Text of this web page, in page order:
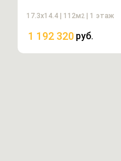
17.3х14.4 | 112м2 | 1 этаж
1 192 320 руб.